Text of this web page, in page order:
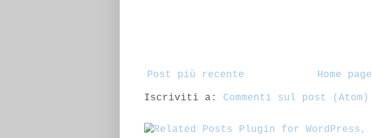
Post più recente Home page
Iscriviti a: Commenti sul post (Atom)